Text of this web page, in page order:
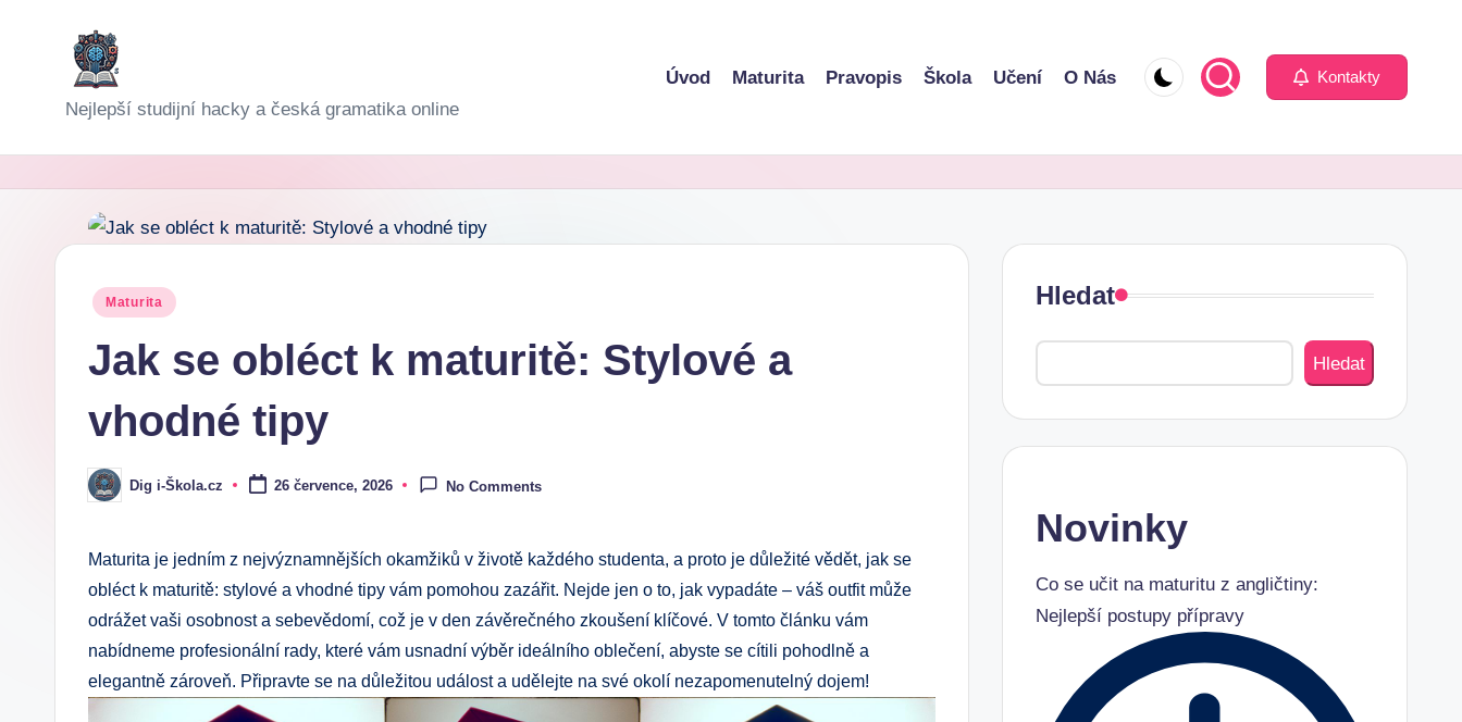
D
i
i-
Nejlepší studijní hacky a česká gramatika online
Úvod Maturita Pravopis Škola Učení O Nás Kontakty
Posted
Maturita
Jak se obléct k maturitě: Stylové a
vhodné tipy
Posted
by
Dig i-Škola.cz 26 července, 2026 No Comments
Maturita je jedním z nejvýznamnějších okamžiků v životě každého studenta, a proto je důležité vědět, jak se
obléct k maturitě: stylové a vhodné tipy vám pomohou zazářit. Nejde jen o to, jak vypadáte – váš outfit může
odrážet vaši osobnost a sebevědomí, což je v den závěrečného zkoušení klíčové. V tomto článku vám
nabídneme profesionální rady, které vám usnadní výběr ideálního oblečení, abyste se cítili pohodlně a
elegantně zároveň. Připravte se na důležitou událost a udělejte na své okolí nezapomenutelný dojem!
Hledat
Hledat
Novinky
Co se učit na maturitu z angličtiny:
Nejlepší postupy přípravy